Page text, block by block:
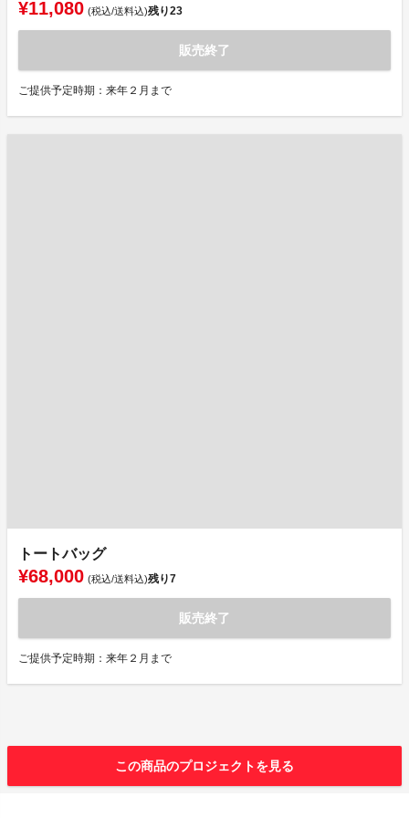
¥11,080 (税込/送料込)残り23
販売終了
ご提供予定時期：来年２月まで
トートバッグ
¥68,000 (税込/送料込)残り7
販売終了
ご提供予定時期：来年２月まで
この商品のプロジェクトを見る